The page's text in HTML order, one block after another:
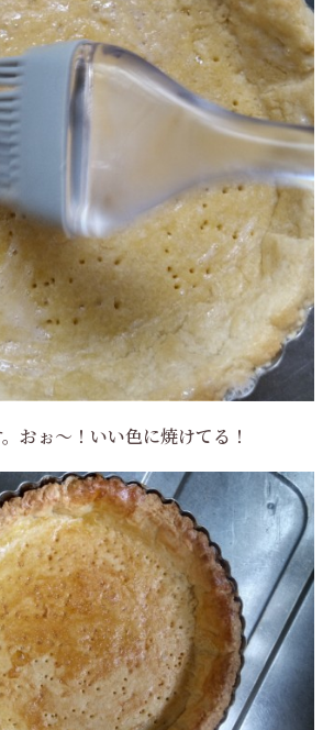
おぉ～！いい色に焼けてる！